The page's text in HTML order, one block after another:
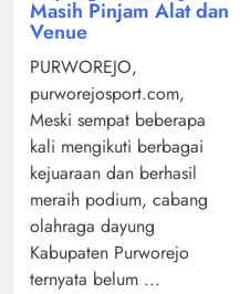
Masih Pinjam Alat dan
Venue
PURWOREJO,
purworejosport.com,
Meski sempat beberapa
kali mengikuti berbagai
kejuaraan dan berhasil
meraih podium, cabang
olahraga dayung
Kabupaten Purworejo
ternyata belum ...